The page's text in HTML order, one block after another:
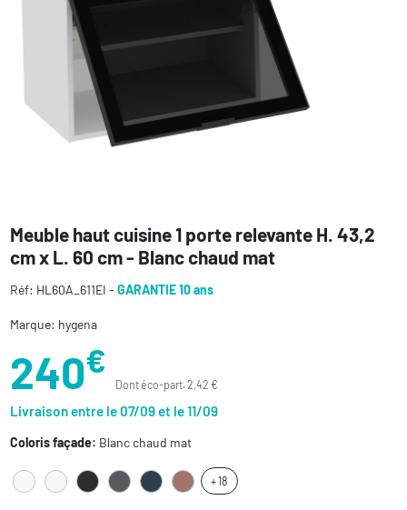
Meuble haut cuisine 1 porte relevante H. 43,2
cm x L. 60 cm - Blanc chaud mat
Réf: HL60A_611EI - GARANTIE 10 ans
Marque: hygena
240€
Dont éco-part. 2,42 €
Livraison entre le 07/09 et le 11/09
Coloris façade: Blanc chaud mat
+ 18